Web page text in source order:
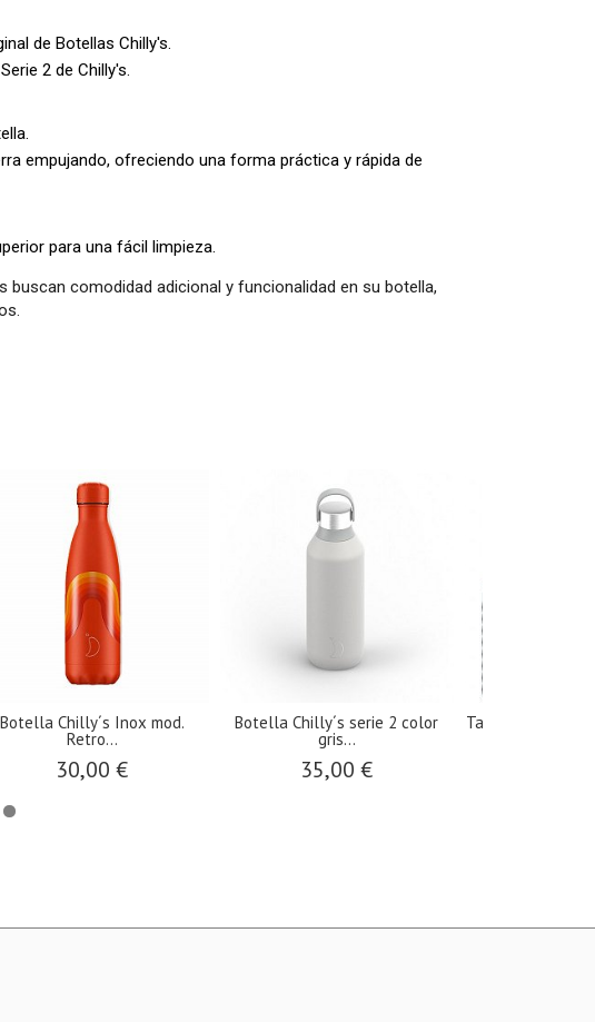
de Botellas Chilly's.
2 de Chilly's.
empujando, ofreciendo una forma práctica y rápida de
para una fácil limpieza.
buscan comodidad adicional y funcionalidad en su botella,
Chilly's Sport Bottle Series 2
43,00 €
Botella Acero Inoxidable
35,00 €